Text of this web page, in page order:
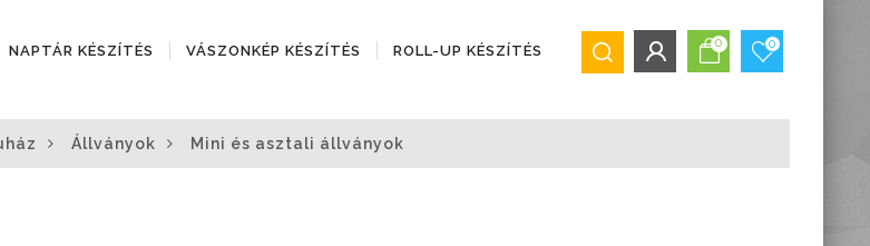
NAPTÁR KÉSZÍTÉS VÁSZONKÉP KÉSZÍTÉS ROLL-UP KÉSZÍTÉS
Bejelentkezés
0 0
Állványok Mini és asztali állványok